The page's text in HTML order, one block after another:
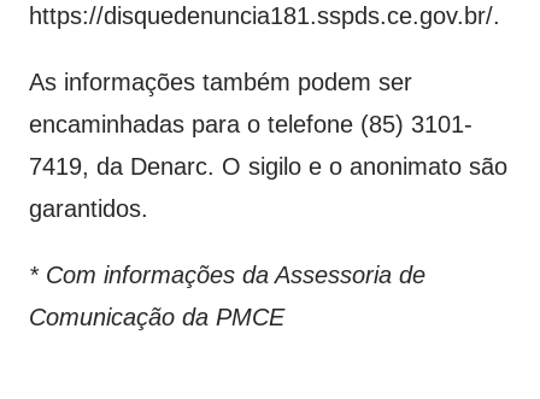
https://disquedenuncia181.sspds.ce.gov.br/.
As informações também podem ser
encaminhadas para o telefone (85) 3101-
7419, da Denarc. O sigilo e o anonimato são
garantidos.
* Com informações da Assessoria de
Comunicação da PMCE